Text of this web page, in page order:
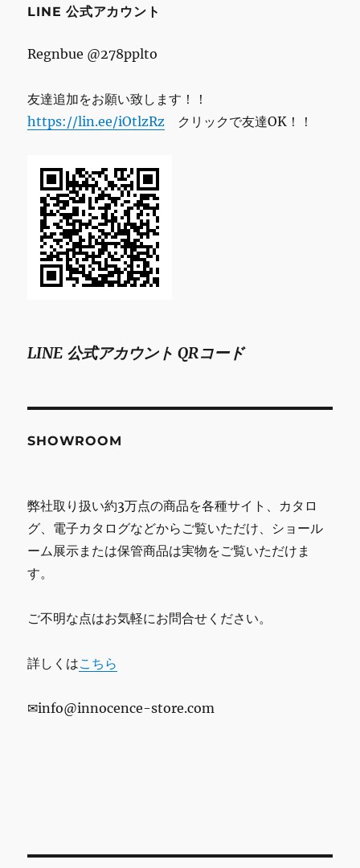
LINE 公式アカウント
Regnbue @278pplto
友達追加をお願い致します！！
https://lin.ee/iOtlzRz クリックで友達OK！！
LINE 公式アカウント QRコード
SHOWROOM
弊社取り扱い約3万点の商品を各種サイト、カタロ
グ、電子カタログなどからご覧いただけ、ショール
ーム展示または保管商品は実物をご覧いただけま
す。
ご不明な点はお気軽にお問合せください。
詳しくはこちら
✉info@innocence-store.com